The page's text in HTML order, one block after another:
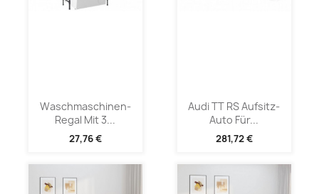
Waschmaschinen-
Regal Mit 3...
27,76 €
Audi TT RS Aufsitz-
Auto Für...
281,72 €